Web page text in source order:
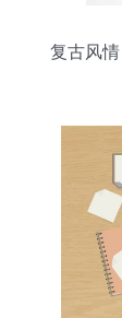
复古风